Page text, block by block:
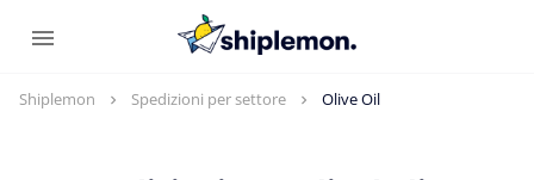
Shiplemon Spedizioni per settore Olive Oil